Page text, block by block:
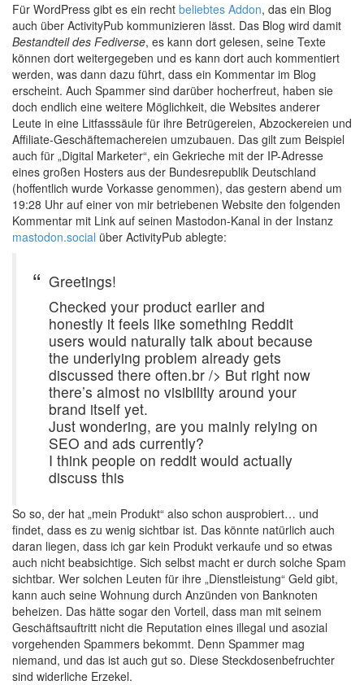
Für WordPress gibt es ein recht beliebtes Addon, das ein Blog
auch über ActivityPub kommunizieren lässt. Das Blog wird damit
Bestandteil des Fediverse, es kann dort gelesen, seine Texte
können dort weitergegeben und es kann dort auch kommentiert
werden, was dann dazu führt, dass ein Kommentar im Blog
erscheint. Auch Spammer sind darüber hocherfreut, haben sie
doch endlich eine weitere Möglichkeit, die Websites anderer
Leute in eine Litfasssäule für ihre Betrügereien, Abzockereien und
Affiliate-Geschäftemachereien umzubauen. Das gilt zum Beispiel
auch für „Digital Marketer“, ein Gekrieche mit der IP-Adresse
eines großen Hosters aus der Bundesrepublik Deutschland
(hoffentlich wurde Vorkasse genommen), das gestern abend um
19:28 Uhr auf einer von mir betriebenen Website den folgenden
Kommentar mit Link auf seinen Mastodon-Kanal in der Instanz
mastodon.social über ActivityPub ablegte:
Greetings!
Checked your product earlier and
honestly it feels like something Reddit
users would naturally talk about because
the underlying problem already gets
discussed there often.br /> But right now
there’s almost no visibility around your
brand itself yet.
Just wondering, are you mainly relying on
SEO and ads currently?
I think people on reddit would actually
discuss this
So so, der hat „mein Produkt“ also schon ausprobiert… und
findet, dass es zu wenig sichtbar ist. Das könnte natürlich auch
daran liegen, dass ich gar kein Produkt verkaufe und so etwas
auch nicht beabsichtige. Sich selbst macht er durch solche Spam
sichtbar. Wer solchen Leuten für ihre „Dienstleistung“ Geld gibt,
kann auch seine Wohnung durch Anzünden von Banknoten
beheizen. Das hätte sogar den Vorteil, dass man mit seinem
Geschäftsauftritt nicht die Reputation eines illegal und asozial
vorgehenden Spammers bekommt. Denn Spammer mag
niemand, und das ist auch gut so. Diese Steckdosenbefruchter
sind widerliche Erzekel.